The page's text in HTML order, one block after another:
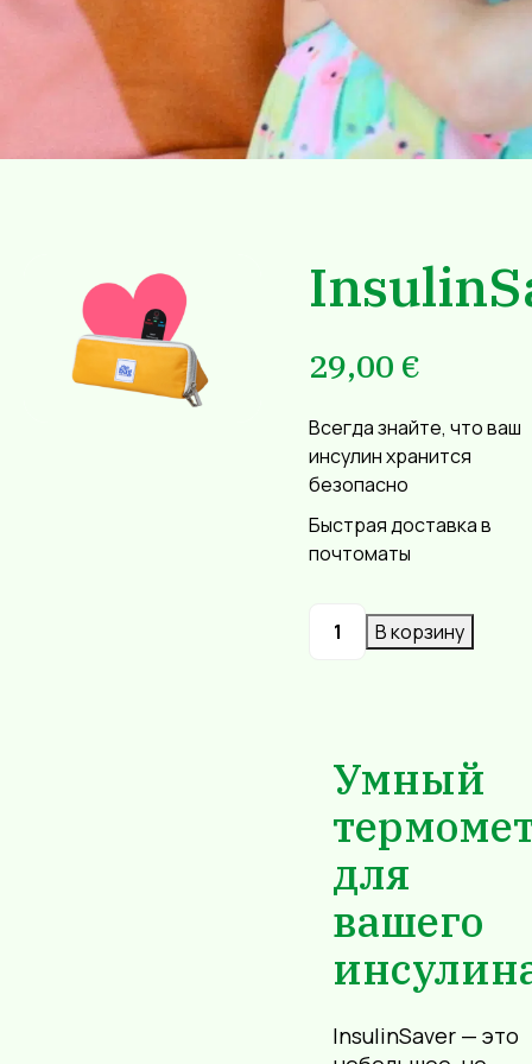
29,00 €
Всегда знайте, что ваш
инсулин хранится
безопасно
Быстрая доставка в
почтоматы
Количество
товараВ корзину
Умный
для
вашего
InsulinSaver — это